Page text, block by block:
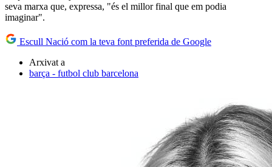
seva marxa que, expressa, "és el millor final que em podia
imaginar".
Escull Nació com la teva font preferida de Google
Arxivat a
barça - futbol club barcelona